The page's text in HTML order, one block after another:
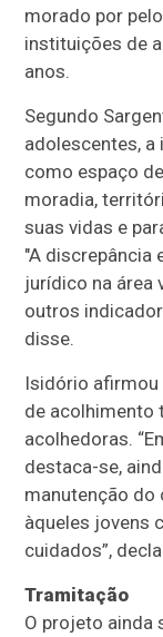
morado por
instituições de
anos.
Segundo
adolescentes,
como espaço
moradia,
suas vidas e
"A discrepância
jurídico na área
outros
disse.
Isidório afirmou
de acolhimento
acolhedoras.
destaca-se,
manutenção do
àqueles jovens
cuidados”,
Tramitação
O projeto ainda